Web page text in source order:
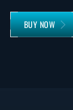
BUY NOW